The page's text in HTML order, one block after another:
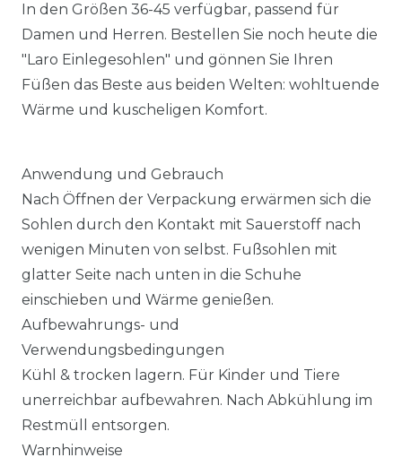
In den Größen 36-45 verfügbar, passend für
Damen und Herren. Bestellen Sie noch heute die
"Laro Einlegesohlen" und gönnen Sie Ihren
Füßen das Beste aus beiden Welten: wohltuende
Wärme und kuscheligen Komfort.
Anwendung und Gebrauch
Nach Öffnen der Verpackung erwärmen sich die
Sohlen durch den Kontakt mit Sauerstoff nach
wenigen Minuten von selbst. Fußsohlen mit
glatter Seite nach unten in die Schuhe
einschieben und Wärme genießen.
Aufbewahrungs- und
Verwendungsbedingungen
Kühl & trocken lagern. Für Kinder und Tiere
unerreichbar aufbewahren. Nach Abkühlung im
Restmüll entsorgen.
Warnhinweise